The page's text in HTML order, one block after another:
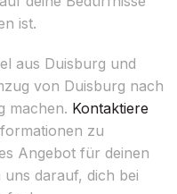
ist.
aus Duisburg und
von Duisburg nach
machen. Kontaktiere
zu
Angebot für deinen
darauf, dich bei